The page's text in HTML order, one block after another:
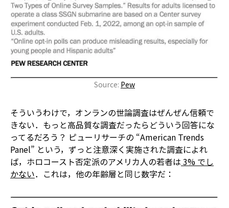
Source: Pew
そういうわけで，オンランの世論調査はぜんぜん信頼で
きない．もっと高品質な調査だったらどういう回答にな
ってるだろう？ ピューリサーチの “American Trends
Panel” という，ずっと注意深く実施された調査によれ
ば，ホロコースト否定派のアメリカ人の若者は3% でし
かない．これは，他の年齢層と同じ数字だ：